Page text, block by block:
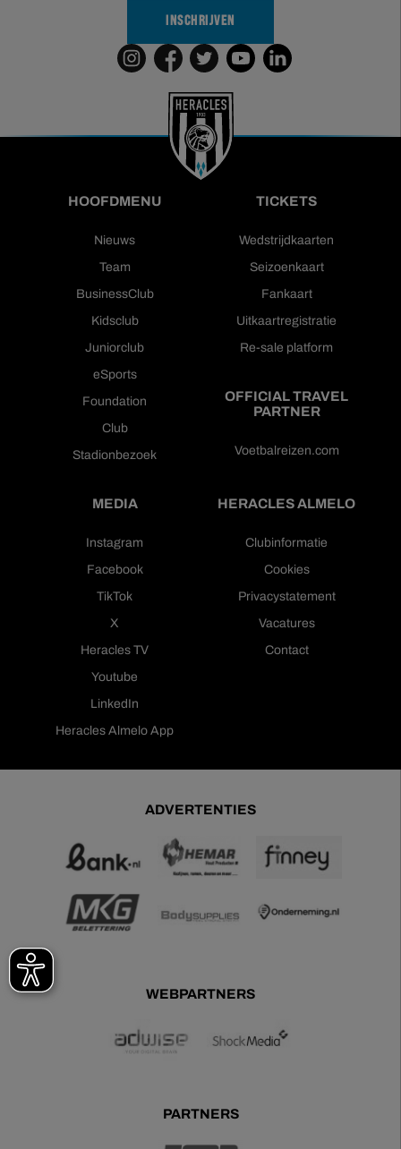
INSCHRIJVEN
HOOFDMENU
Nieuws
Team
BusinessClub
Kidsclub
Juniorclub
eSports
Foundation
Club
Stadionbezoek
TICKETS
Wedstrijdkaarten
Seizoenkaart
Fankaart
Uitkaartregistratie
Re-sale platform
OFFICIAL TRAVEL
PARTNER
Voetbalreizen.com
MEDIA
Instagram
Facebook
TikTok
X
Heracles TV
Youtube
LinkedIn
Heracles Almelo App
HERACLES ALMELO
Clubinformatie
Cookies
Privacystatement
Vacatures
Contact
ADVERTENTIES
WEBPARTNERS
PARTNERS